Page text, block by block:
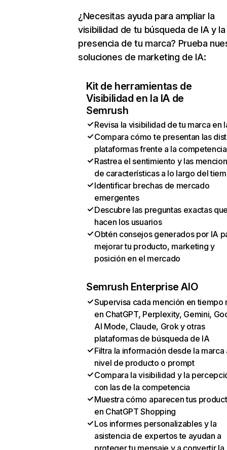
¿Necesitas ayuda para ampliar la
visibilidad de tu búsqueda de IA y la
presencia de tu marca? Prueba
soluciones de marketing de IA:
Kit de herramientas de
Visibilidad en la IA de
Semrush
Revisa la visibilidad de tu marca en
Compara cómo te presentan las
plataformas frente a la competencia
Rastrea el sentimiento y las
de características a lo largo del
Identificar brechas de mercado
emergentes
Descubre las preguntas exactas
hacen los usuarios
Obtén consejos generados por IA
mejorar tu producto, marketing y
posición en el mercado
Semrush Enterprise AIO
Supervisa cada mención en tiempo
en ChatGPT, Perplexity, Gemini,
AI Mode, Claude, Grok y otras
plataformas de búsqueda de IA
Filtra la información desde la marca
nivel de producto o prompt
Compara la visibilidad y la
con las de la competencia
Muestra cómo aparecen tus
en ChatGPT Shopping
Los informes personalizables y la
asistencia de expertos te ayudan a
proteger tu mensaje y a convertir la